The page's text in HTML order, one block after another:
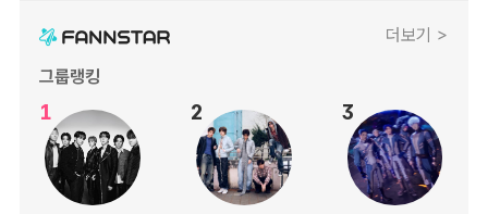
더보기 >
그룹랭킹
1 2 3